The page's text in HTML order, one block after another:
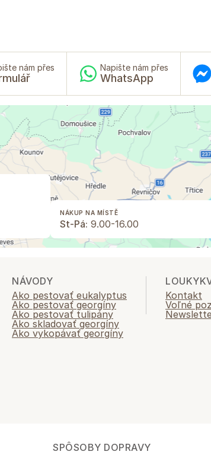
nám přes Napište nám přes
WhatsApp
NÁKUP NA MÍSTĚ
St-Pá: 9.00-16.00
NÁVODY
Ako pestovať eukalyptus
Ako pestovať georgíny
Ako pestovať tulipány
Ako skladovať georgíny
Ako vykopávať georgíny
Kontakt
Voľné
SPÔSOBY DOPRAVY